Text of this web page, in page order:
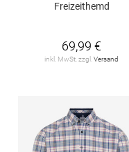
Freizeithemd
69,99 €
inkl. MwSt. zzgl. Versand